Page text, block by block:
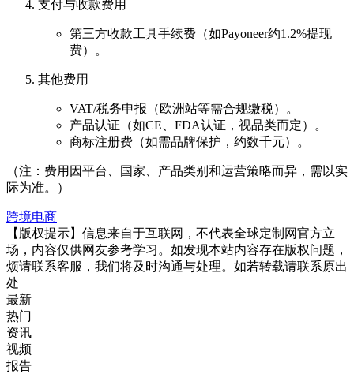
支付与收款费用
第三方收款工具手续费（如Payoneer约1.2%提现
费）。
其他费用
VAT/税务申报（欧洲站等需合规缴税）。
产品认证（如CE、FDA认证，视品类而定）。
商标注册费（如需品牌保护，约数千元）。
（注：费用因平台、国家、产品类别和运营策略而异，需以实
际为准。）
跨境电商
【版权提示】信息来自于互联网，不代表全球定制网官方立
场，内容仅供网友参考学习。如发现本站内容存在版权问题，
烦请联系客服，我们将及时沟通与处理。如若转载请联系原出
处
最新
热门
资讯
视频
报告